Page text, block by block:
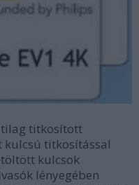
titkosított
titkosítással
kulcsok
lényegében